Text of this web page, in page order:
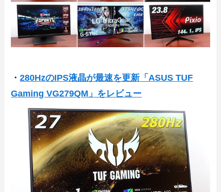
・280HzのIPS液晶が最速を更新「ASUS TUF
Gaming VG279QM」をレビュー